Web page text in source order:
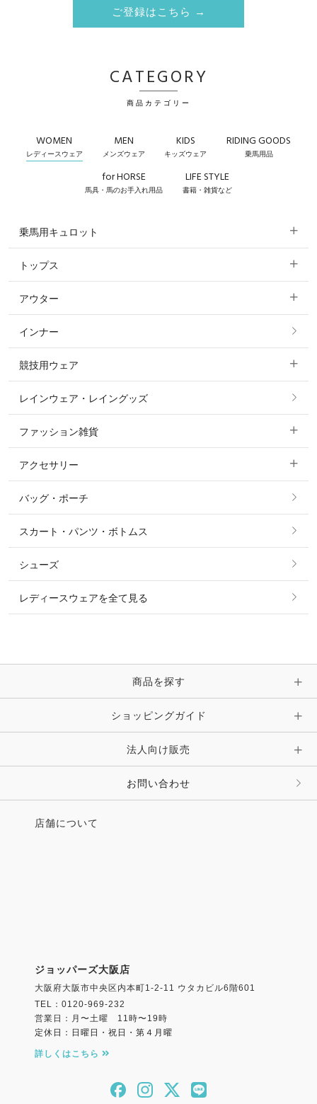
ご登録はこちら →
CATEGORY
商品カテゴリー
WOMEN
レディースウェア
MEN
メンズウェア
KIDS
キッズウェア
RIDING GOODS
乗馬用品
for HORSE
馬具・馬のお手入れ用品
LIFE STYLE
書籍・雑貨など
乗馬用キュロット
すべてのキュロット
フルグリップ・尻革 キュロット
ニーグリップ・膝革 キュロット
トップス
すべてのトップス
ポロシャツ
カットソー・Tシャツ・タンクトップ
ニット・セーター
シャツ・ブラウス・ワンピース
アウター
すべてのアウター
コート
ジャケット・ブルゾン
インナー
競技用ウェア
すべての競技用ウェア
ショージャケット
ショーシャツ
レインウェア・レイングッズ
ファッション雑貨
すべてのファッション雑貨
ソックス
ベルト
時計・財布・キーケース・革小物
キーホルダー・チャーム・ストラップ
その他 ファッション雑貨
アクセサリー
すべてのアクセサリー
リング
ピアス・イヤリング
ピン・ブローチ・コサージュ
その他 アクセサリー
バッグ・ポーチ
スカート・パンツ・ボトムス
シューズ
レディースウェアを全て見る
商品を探す
ショッピングガイド
法人向け販売
お問い合わせ
店舗について
ジョッパーズ大阪店
大阪府大阪市中央区内本町1-2-11 ウタカビル6階601
TEL：0120-969-232
営業日：月〜土曜 11時〜19時
定休日：日曜日・祝日・第４月曜
詳しくはこちら